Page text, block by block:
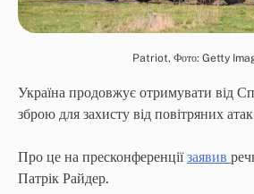
Patriot, Фото: Getty
Україна продовжує отримувати від
зброю для захисту від повітряних
Про це на пресконференціїзаявив
Патрік Райдер.